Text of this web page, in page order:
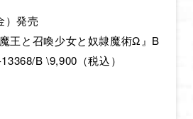
）発売
王と召喚少女と奴隷魔術Ω』B
B \9,900（税込）